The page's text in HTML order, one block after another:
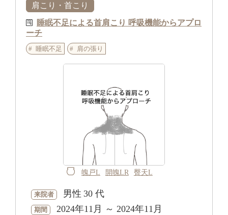
肩こり・首こり
睡眠不足による首肩こり 呼吸機能からアプロ
ーチ
睡眠不足 肩の張り
魄戸L 開魄LR 臀天L
来院者 男性 30 代
期間 2024年11月 ～ 2024年11月